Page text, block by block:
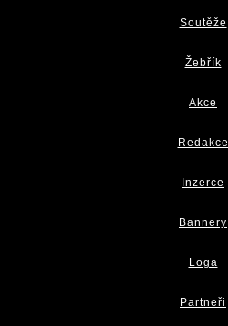
Soutěže
Žebřík
Akce
Redakce
Inzerce
Bannery
Loga
Partneři